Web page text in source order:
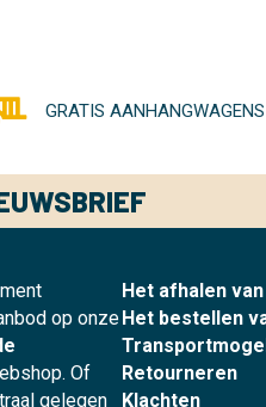
GRATIS
op onze
Of
gelegen
Het afhalen
Het bestellen
Retourneren
Klachten